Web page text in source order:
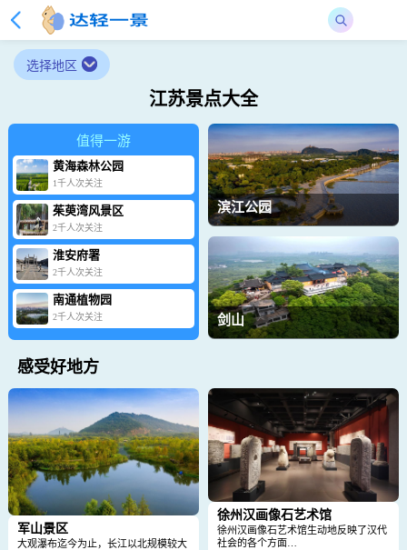
选择地区
江苏景点大全
值得一游
黄海森林公园
1千人次关注
茱萸湾风景区
2千人次关注
淮安府署
2千人次关注
南通植物园
2千人次关注
滨江公园
剑山
感受好地方
军山景区
大观瀑布迄今为止，长江以北规模较大
徐州汉画像石艺术馆
徐州汉画像石艺术馆生动地反映了汉代
社会的各个方面…